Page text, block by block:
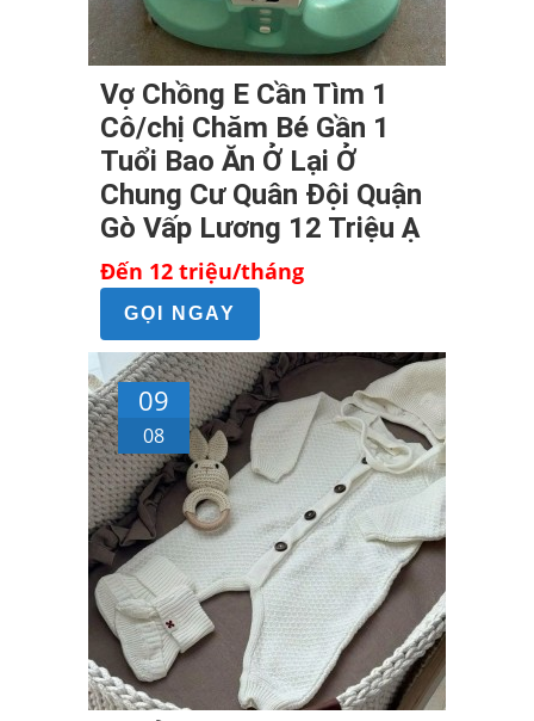
Vợ Chồng E Cần Tìm 1
Cô/chị Chăm Bé Gần 1
Tuổi Bao Ăn Ở Lại Ở
Chung Cư Quân Đội Quận
Gò Vấp Lương 12 Triệu Ạ
Đến 12 triệu/tháng
GỌI NGAY
09
08